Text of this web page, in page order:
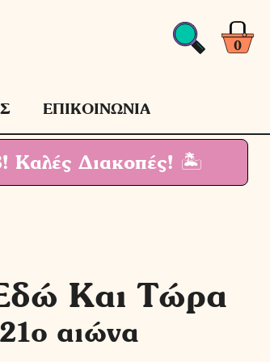
0
ΕΠΙΚΟΙΝΩΝΙΑ
Καλές Διακοπές! 🏝
Και Τώρα
αιώνα